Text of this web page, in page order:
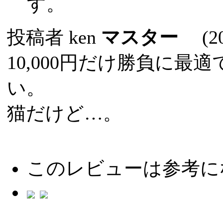
投稿者 ken マスター
10,000円だけ勝負に最
い。
猫だけど…。
このレビューは参考